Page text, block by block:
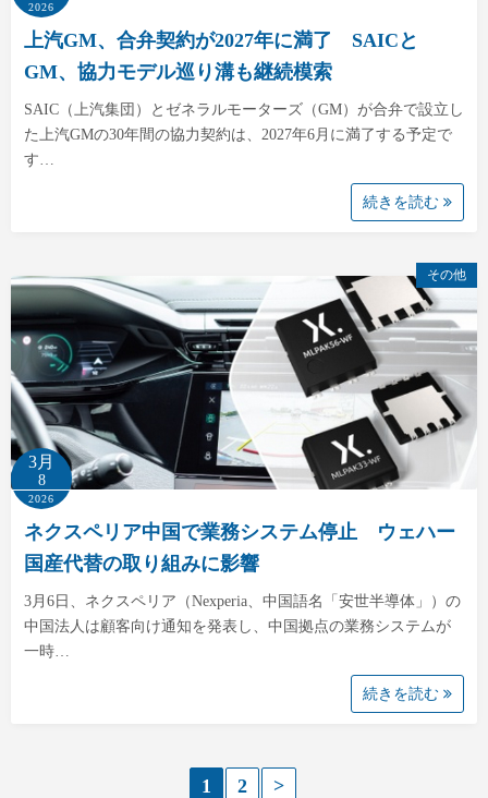
2026
上汽GM、合弁契約が2027年に満了 SAICと
GM、協力モデル巡り溝も継続模索
SAIC（上汽集団）とゼネラルモーターズ（GM）が合弁で設立し
た上汽GMの30年間の協力契約は、2027年6月に満了する予定で
す…
続きを読む
その他
3月
8
2026
ネクスペリア中国で業務システム停止 ウェハー
国産代替の取り組みに影響
3月6日、ネクスペリア（Nexperia、中国語名「安世半導体」）の
中国法人は顧客向け通知を発表し、中国拠点の業務システムが
一時…
続きを読む
1 2 >